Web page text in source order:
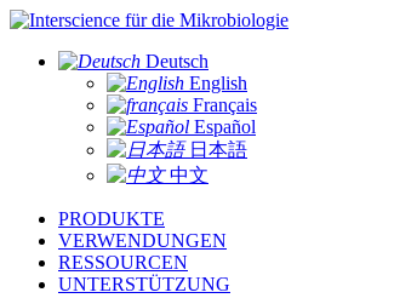
für die Mikrobiologie
Deutsch
English
Français
Español
日本語
中文
PRODUKTE
VERWENDUNGEN
RESSOURCEN
UNTERSTÜTZUNG